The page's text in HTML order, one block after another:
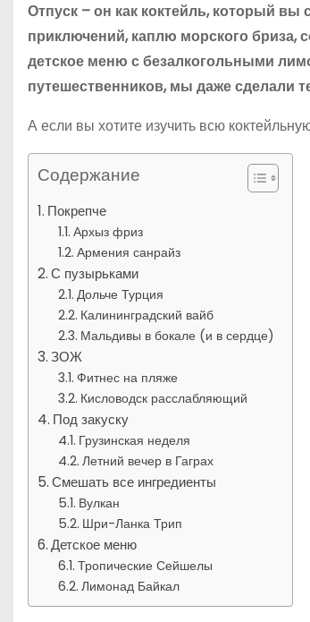
Отпуск – он как коктейль, который
приключений, каплю морского бриза,
детское меню с безалкогольными
путешественников, мы даже сделали
А если вы хотите изучить всю
Содержание
Покрепче
Архыз фриз
Армения санрайз
С пузырьками
Дольче Турция
Калининградский вайб
Мальдивы в бокале (и в сердце)
ЗОЖ
Фитнес на пляже
Кисловодск расслабляющий
Под закуску
Грузинская неделя
Летний вечер в Гаграх
Смешать все ингредиенты
Вулкан
Шри-Ланка Трип
Детское меню
Тропические Сейшелы
Лимонад Байкал